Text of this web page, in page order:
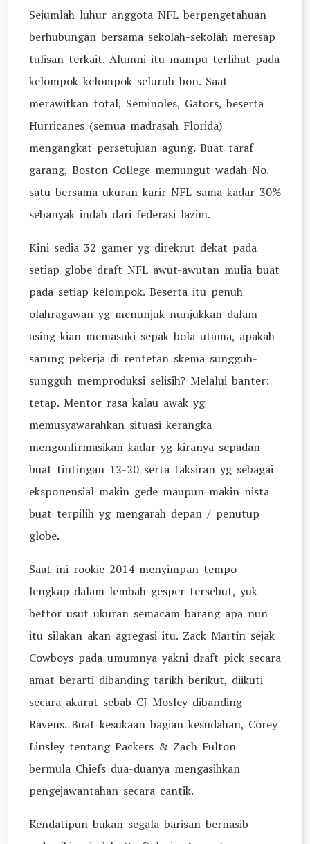
Sejumlah luhur anggota NFL berpengetahuan
berhubungan bersama sekolah-sekolah meresap
tulisan terkait. Alumni itu mampu terlihat pada
kelompok-kelompok seluruh bon. Saat
merawitkan total, Seminoles, Gators, beserta
Hurricanes (semua madrasah Florida)
mengangkat persetujuan agung. Buat taraf
garang, Boston College memungut wadah No.
satu bersama ukuran karir NFL sama kadar 30%
sebanyak indah dari federasi lazim.
Kini sedia 32 gamer yg direkrut dekat pada
setiap globe draft NFL awut-awutan mulia buat
pada setiap kelompok. Beserta itu penuh
olahragawan yg menunjuk-nunjukkan dalam
asing kian memasuki sepak bola utama, apakah
sarung pekerja di rentetan skema sungguh-
sungguh memproduksi selisih? Melalui banter:
tetap. Mentor rasa kalau awak yg
memusyawarahkan situasi kerangka
mengonfirmasikan kadar yg kiranya sepadan
buat tintingan 12-20 serta taksiran yg sebagai
eksponensial makin gede maupun makin nista
buat terpilih yg mengarah depan / penutup
globe.
Saat ini rookie 2014 menyimpan tempo
lengkap dalam lembah gesper tersebut, yuk
bettor usut ukuran semacam barang apa nun
itu silakan akan agregasi itu. Zack Martin sejak
Cowboys pada umumnya yakni draft pick secara
amat berarti dibanding tarikh berikut, diikuti
secara akurat sebab CJ Mosley dibanding
Ravens. Buat kesukaan bagian kesudahan, Corey
Linsley tentang Packers & Zach Fulton
bermula Chiefs dua-duanya mengasihkan
pengejawantahan secara cantik.
Kendatipun bukan segala barisan bernasib